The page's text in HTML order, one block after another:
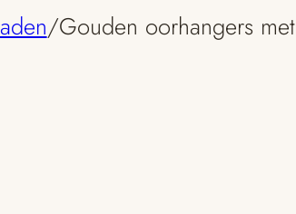
/Gouden oorhangers met